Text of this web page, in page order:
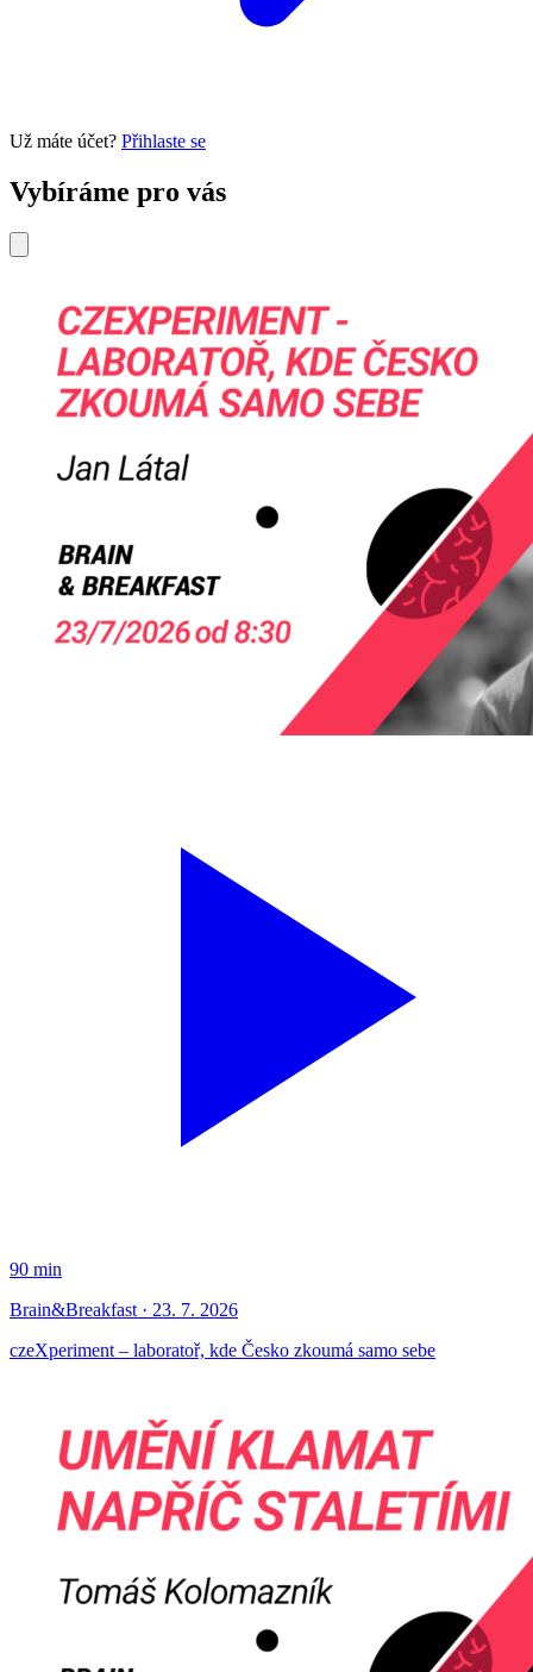
Už máte účet? Přihlaste se
Vybíráme pro vás
90 min
Brain&Breakfast · 23. 7. 2026
czeXperiment – laboratoř, kde Česko zkoumá samo sebe